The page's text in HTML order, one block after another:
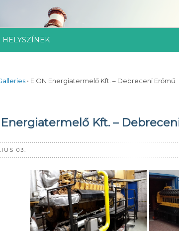
HELYSZÍNEK
• E.ON Energiatermelő Kft. – Debreceni Erőmű
Energiatermelő Kft. –
03.